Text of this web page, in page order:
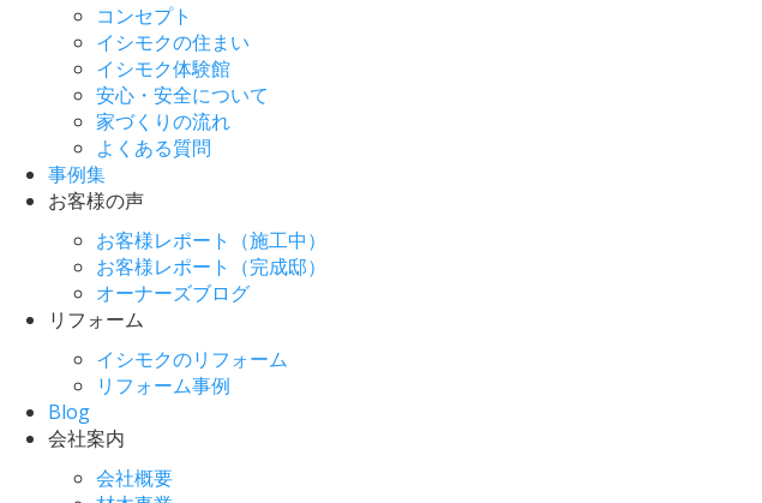
コンセプト
イシモクの住まい
イシモク体験館
安心・安全について
家づくりの流れ
よくある質問
事例集
お客様の声
お客様レポート（施工中）
お客様レポート（完成邸）
オーナーズブログ
リフォーム
イシモクのリフォーム
リフォーム事例
Blog
会社案内
会社概要